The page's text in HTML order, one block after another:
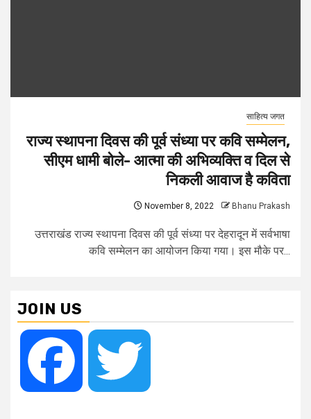
साहित्य जगत
राज्य स्थापना दिवस की पूर्व संध्या पर कवि सम्मेलन,
सीएम धामी बोले- आत्मा की अभिव्यक्ति व दिल से
निकली आवाज है कविता
November 8, 2022 Bhanu Prakash
उत्तराखंड राज्य स्थापना दिवस की पूर्व संध्या पर देहरादून में सर्वभाषा
कवि सम्मेलन का आयोजन किया गया। इस मौके पर...
JOIN US
Facebook